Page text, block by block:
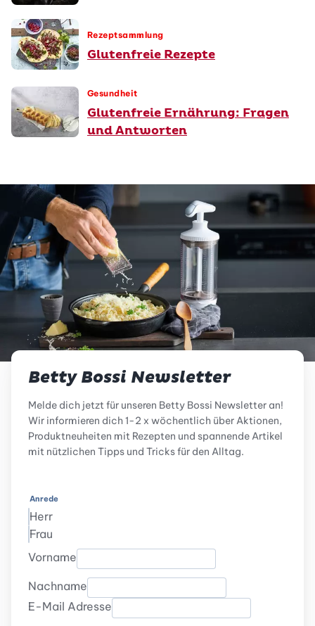
Rezeptsammlung
Glutenfreie Rezepte
Gesundheit
Glutenfreie Ernährung: Fragen
und Antworten
Betty Bossi Newsletter
Melde dich jetzt für unseren Betty Bossi Newsletter an!
Wir informieren dich 1-2 x wöchentlich über Aktionen,
Produktneuheiten mit Rezepten und spannende Artikel
mit nützlichen Tipps und Tricks für den Alltag.
Anrede
Herr
Frau
Vorname
Nachname
E-Mail Adresse